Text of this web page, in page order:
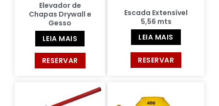
Elevador de
Chapas Drywall e
Gesso
LEIA MAIS
RESERVAR
Escada Extensível
5,56 mts
LEIA MAIS
RESERVAR